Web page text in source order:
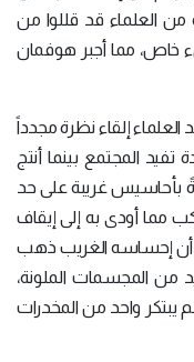
من العلماء قد قللوا من
خاص، مما أجبر هوفمان
إلقاء نظرة مجدداً
المجتمع بينما أنتج
فجأةً بأحاسيس غريبة على حد
مما أودى به إلى إيقاف
أن إحساسه الغريب ذهب
من المجسمات الملونة،
يبتكر واحد من المخدرات